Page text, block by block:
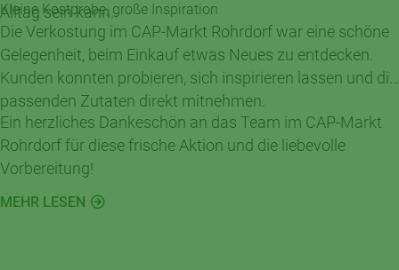
Alltag sein kann.
Kleine Kostprobe, große Inspiration
Die Verkostung im CAP-Markt Rohrdorf war eine schöne
Gelegenheit, beim Einkauf etwas Neues zu entdecken.
Kunden konnten probieren, sich inspirieren lassen und die
passenden Zutaten direkt mitnehmen.
Ein herzliches Dankeschön an das Team im CAP-Markt
Rohrdorf für diese frische Aktion und die liebevolle
Vorbereitung!
MEHR LESEN